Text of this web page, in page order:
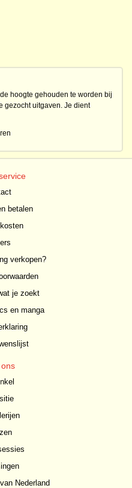
hoogte gehouden te worden bij
gezocht uitgaven. Je dient
betalen
verkopen?
je zoekt
en manga
Nederland